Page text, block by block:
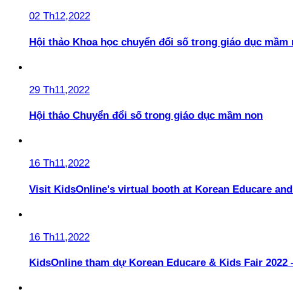
02 Th12,2022
Hội thảo Khoa học chuyển đổi số trong giáo dục mầm
29 Th11,2022
Hội thảo Chuyển đổi số trong giáo dục mầm non
16 Th11,2022
Visit KidsOnline's virtual booth at Korean Educare
16 Th11,2022
KidsOnline tham dự Korean Educare & Kids Fair 2022